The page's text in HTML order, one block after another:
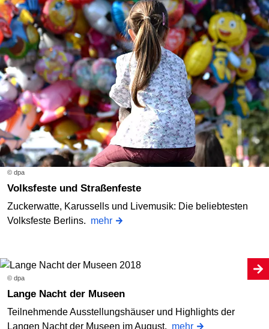
© dpa
Volksfeste und Straßenfeste
Zuckerwatte, Karussells und Livemusik: Die beliebtesten
Volksfeste Berlins. mehr
© dpa
Lange Nacht der Museen
Teilnehmende Ausstellungshäuser und Highlights der
Langen Nacht der Museen im August. mehr